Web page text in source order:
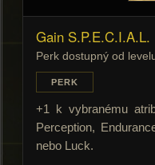
Gain S.P.E.C.I.A.L.
Perk dostupný od
PERK
+1 k vybranému
Perception,
nebo Luck.